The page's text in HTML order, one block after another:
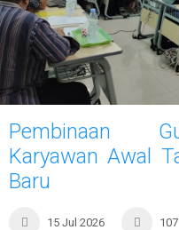
Pembinaan
Karyawan Awal
Baru
15 Jul 2026 107